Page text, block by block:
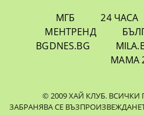
МГБ 24 ЧАСА
МЕНТРЕНД
BGDNES.BG
МАМА
© 2009 ХАЙ КЛУБ. ВСИЧКИ
ЗАБРАНЯВА СЕ